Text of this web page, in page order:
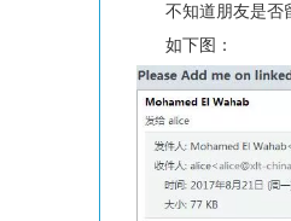
不知道朋友是否
如下图：